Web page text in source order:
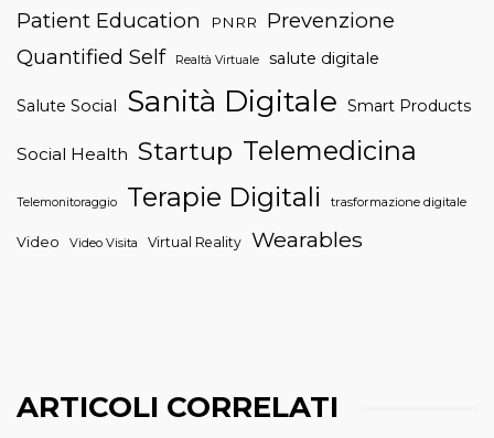
Patient Education PNRR
Prevenzione
Quantified Self
Realtà Virtuale salute digitale
Salute Social Sanità Digitale Smart Products
Social Health Startup Telemedicina
Telemonitoraggio Terapie Digitali trasformazione digitale
Video Video Visita Virtual Reality Wearables
ARTICOLI CORRELATI